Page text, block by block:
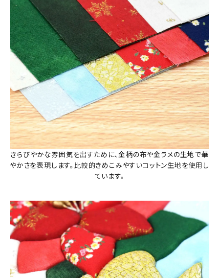
きらびやかな雰囲気を出すために、金柄の布や金ラメの生地で華
やかさを表現します。比較的きめこみやすいコットン生地を使用し
ています。